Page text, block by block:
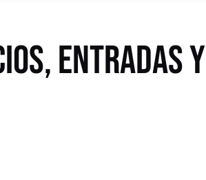
ENTRADAS Y